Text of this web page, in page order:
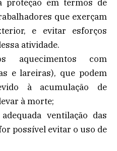
proteção em termos de
que exerçam
e evitar esforços
atividade.
aquecimentos com
e lareiras), que podem
à acumulação de
à morte;
ventilação das
possível evitar o uso de